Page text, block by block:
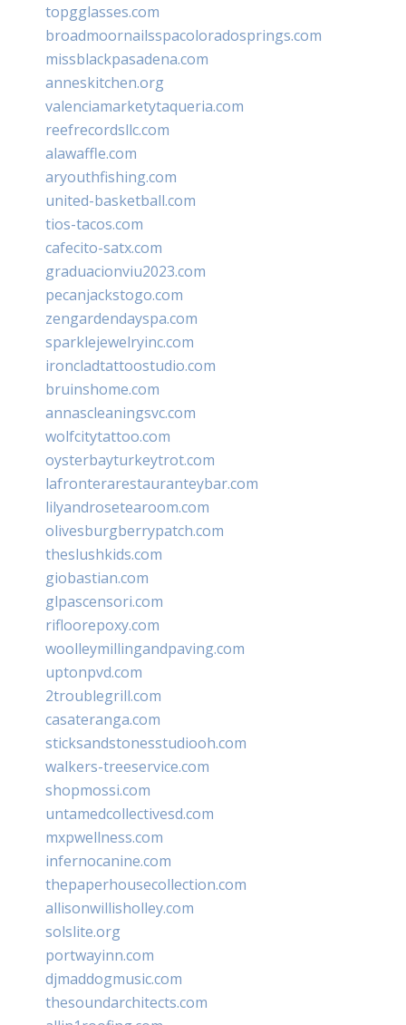
topgglasses.com
broadmoornailsspacoloradosprings.com
missblackpasadena.com
anneskitchen.org
valenciamarketytaqueria.com
reefrecordsllc.com
alawaffle.com
aryouthfishing.com
united-basketball.com
tios-tacos.com
cafecito-satx.com
graduacionviu2023.com
pecanjackstogo.com
zengardendayspa.com
sparklejewelryinc.com
ironcladtattoostudio.com
bruinshome.com
annascleaningsvc.com
wolfcitytattoo.com
oysterbayturkeytrot.com
lafronterarestauranteybar.com
lilyandrosetearoom.com
olivesburgberrypatch.com
theslushkids.com
giobastian.com
glpascensori.com
rifloorepoxy.com
woolleymillingandpaving.com
uptonpvd.com
2troublegrill.com
casateranga.com
sticksandstonesstudiooh.com
walkers-treeservice.com
shopmossi.com
untamedcollectivesd.com
mxpwellness.com
infernocanine.com
thepaperhousecollection.com
allisonwillisholley.com
solslite.org
portwayinn.com
djmaddogmusic.com
thesoundarchitects.com